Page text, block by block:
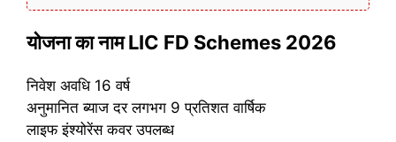
योजना का नाम LIC FD Schemes 2026
निवेश अवधि 16 वर्ष
अनुमानित ब्याज दर लगभग 9 प्रतिशत वार्षिक
लाइफ इंश्योरेंस कवर उपलब्ध